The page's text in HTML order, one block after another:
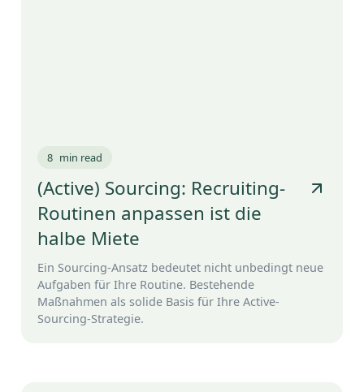
8 min read
(Active) Sourcing: Recruiting-
Routinen anpassen ist die
halbe Miete
Ein Sourcing-Ansatz bedeutet nicht unbedingt neue
Aufgaben für Ihre Routine. Bestehende
Maßnahmen als solide Basis für Ihre Active-
Sourcing-Strategie.